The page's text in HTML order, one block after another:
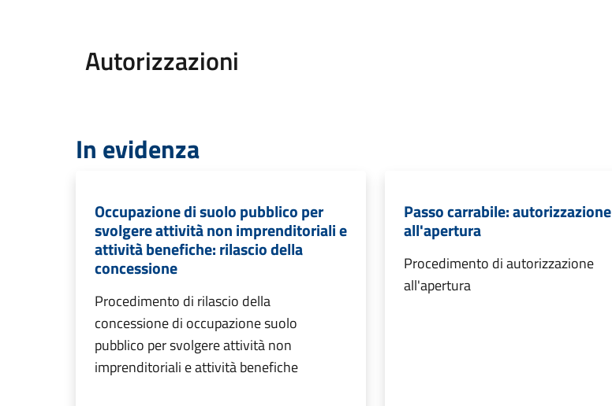
Autorizzazioni
In evidenza
Occupazione di suolo pubblico per
svolgere attività non imprenditoriali e
attività benefiche: rilascio della
concessione
Procedimento di rilascio della
concessione di occupazione suolo
pubblico per svolgere attività non
imprenditoriali e attività benefiche
Passo carrabile: autorizzazione
all'apertura
Procedimento di autorizzazione
all'apertura